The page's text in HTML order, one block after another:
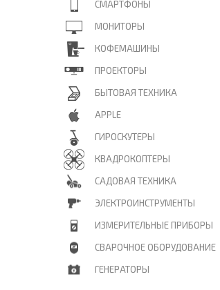
СМАРТФОНЫ
МОНИТОРЫ
КОФЕМАШИНЫ
ПРОЕКТОРЫ
БЫТОВАЯ ТЕХНИКА
APPLE
ГИРОСКУТЕРЫ
КВАДРОКОПТЕРЫ
САДОВАЯ ТЕХНИКА
ЭЛЕКТРОИНСТРУМЕНТЫ
ИЗМЕРИТЕЛЬНЫЕ ПРИБОРЫ
СВАРОЧНОЕ ОБОРУДОВАНИЕ
ГЕНЕРАТОРЫ